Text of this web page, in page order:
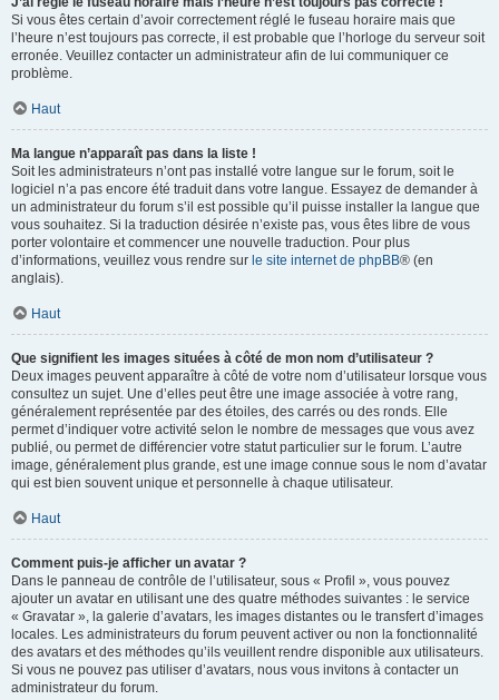
Si vous êtes certain d’avoir correctement réglé le fuseau horaire mais que
l’heure n’est toujours pas correcte, il est probable que l’horloge du serveur soit
erronée. Veuillez contacter un administrateur afin de lui communiquer ce
problème.
Haut
Ma langue n’apparaît pas dans la liste !
Soit les administrateurs n’ont pas installé votre langue sur le forum, soit le
logiciel n’a pas encore été traduit dans votre langue. Essayez de demander à
un administrateur du forum s’il est possible qu’il puisse installer la langue que
vous souhaitez. Si la traduction désirée n’existe pas, vous êtes libre de vous
porter volontaire et commencer une nouvelle traduction. Pour plus
d’informations, veuillez vous rendre sur le site internet de phpBB® (en
anglais).
Haut
Que signifient les images situées à côté de mon nom d’utilisateur ?
Deux images peuvent apparaître à côté de votre nom d’utilisateur lorsque vous
consultez un sujet. Une d’elles peut être une image associée à votre rang,
généralement représentée par des étoiles, des carrés ou des ronds. Elle
permet d’indiquer votre activité selon le nombre de messages que vous avez
publié, ou permet de différencier votre statut particulier sur le forum. L’autre
image, généralement plus grande, est une image connue sous le nom d’avatar
qui est bien souvent unique et personnelle à chaque utilisateur.
Haut
Comment puis-je afficher un avatar ?
Dans le panneau de contrôle de l’utilisateur, sous « Profil », vous pouvez
ajouter un avatar en utilisant une des quatre méthodes suivantes : le service
« Gravatar », la galerie d’avatars, les images distantes ou le transfert d’images
locales. Les administrateurs du forum peuvent activer ou non la fonctionnalité
des avatars et des méthodes qu’ils veuillent rendre disponible aux utilisateurs.
Si vous ne pouvez pas utiliser d’avatars, nous vous invitons à contacter un
administrateur du forum.